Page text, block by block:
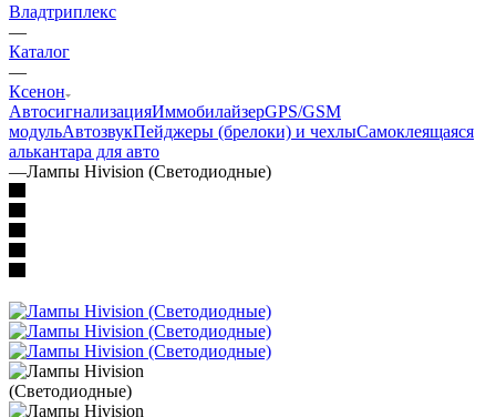
Владтриплекс
—
Каталог
—
Ксенон
АвтосигнализацияИммобилайзерGPS/GSM
модульАвтозвукПейджеры (брелоки) и чехлыСамоклеящаяся
алькантара для авто
—Лампы Hivision (Светодиодные)